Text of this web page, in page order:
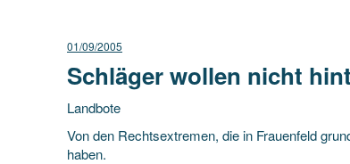
01/09/2005
Schläger wollen nicht
Landbote
Von den Rechtsextremen, die in Frauenfeld
haben.